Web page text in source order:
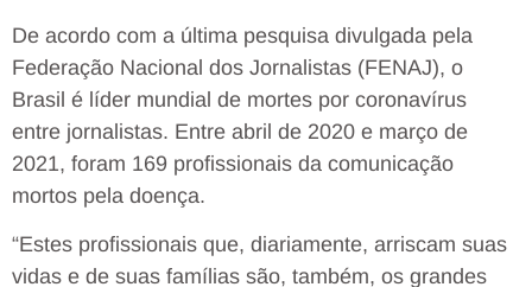
De acordo com a última pesquisa divulgada pela
Federação Nacional dos Jornalistas (FENAJ), o
Brasil é líder mundial de mortes por coronavírus
entre jornalistas. Entre abril de 2020 e março de
2021, foram 169 profissionais da comunicação
mortos pela doença.
“Estes profissionais que, diariamente, arriscam suas
vidas e de suas famílias são, também, os grandes